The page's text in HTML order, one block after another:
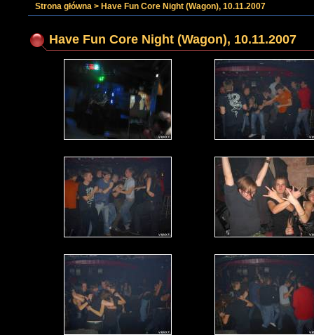
Strona główna > Have Fun Core Night (Wagon), 10.11.2007
Have Fun Core Night (Wagon), 10.11.2007